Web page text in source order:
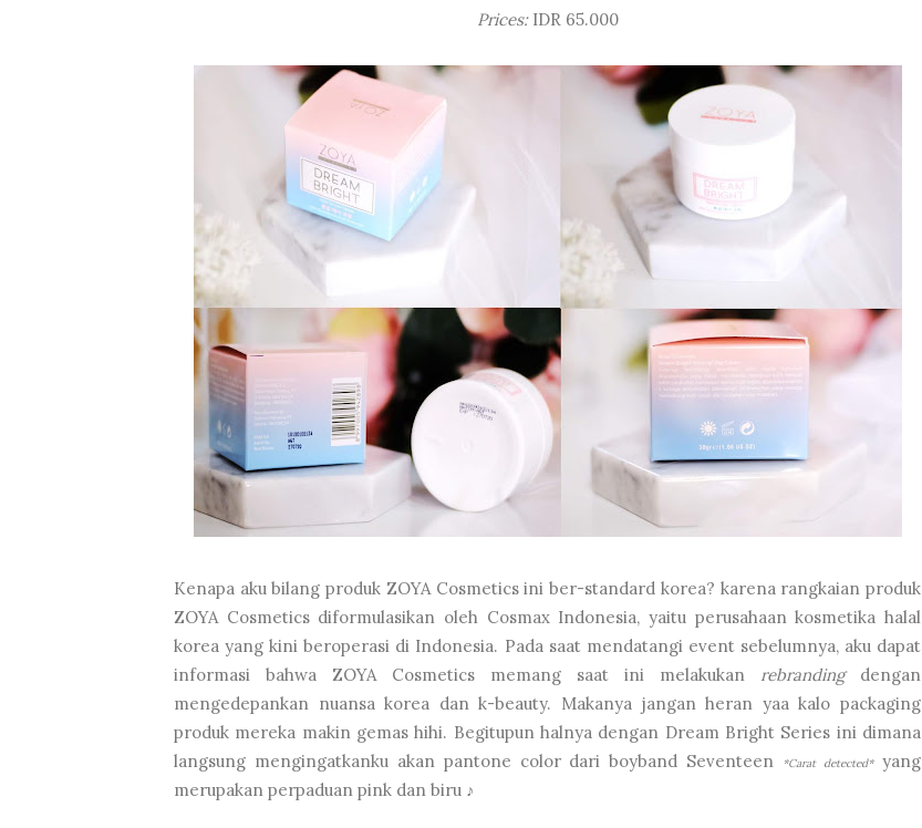
Prices: IDR 65.000
Kenapa aku bilang produk ZOYA Cosmetics ini ber-standard korea? karena rangkaian produk
ZOYA Cosmetics diformulasikan oleh Cosmax Indonesia, yaitu perusahaan kosmetika halal
korea yang kini beroperasi di Indonesia. Pada saat mendatangi event sebelumnya, aku dapat
informasi bahwa ZOYA Cosmetics memang saat ini melakukan rebrandingdengan
mengedepankan nuansa korea dan k-beauty. Makanya jangan heran yaa kalo packaging
produk mereka makin gemas hihi. Begitupun halnya dengan Dream Bright Series ini dimana
langsung mengingatkanku akan pantone color dari boyband Seventeen
*Carat detected*yang
merupakan perpaduan pink dan biru ♪